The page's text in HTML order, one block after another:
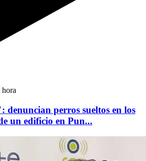
hora
denuncian perros sueltos en los
un edificio en Pun...